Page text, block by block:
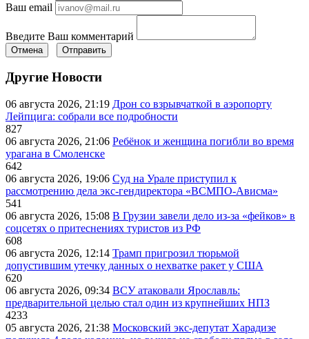
Ваш email
Введите Ваш комментарий
Отмена Отправить
Другие Новости
06 августа 2026, 21:19 Дрон со взрывчаткой в аэропорту
Лейпцига: собрали все подробности
827
06 августа 2026, 21:06 Ребёнок и женщина погибли во время
урагана в Смоленске
642
06 августа 2026, 19:06 Суд на Урале приступил к
рассмотрению дела экс-гендиректора «ВСМПО-Ависма»
541
06 августа 2026, 15:08 В Грузии завели дело из-за «фейков» в
соцсетях о притеснениях туристов из РФ
608
06 августа 2026, 12:14 Трамп пригрозил тюрьмой
допустившим утечку данных о нехватке ракет у США
620
06 августа 2026, 09:34 ВСУ атаковали Ярославль:
предварительной целью стал один из крупнейших НПЗ
4233
05 августа 2026, 21:38 Московский экс-депутат Харадизе